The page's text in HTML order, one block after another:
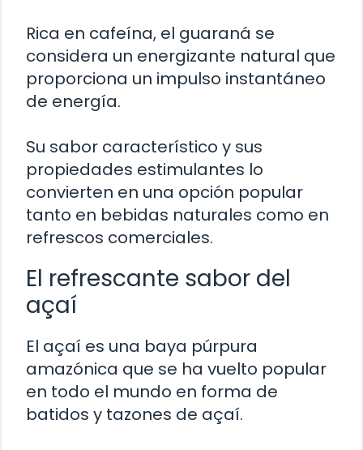
Rica en cafeína, el guaraná se
considera un energizante natural que
proporciona un impulso instantáneo
de energía.
Su sabor característico y sus
propiedades estimulantes lo
convierten en una opción popular
tanto en bebidas naturales como en
refrescos comerciales.
El refrescante sabor del
açaí
El açaí es una baya púrpura
amazónica que se ha vuelto popular
en todo el mundo en forma de
batidos y tazones de açaí.